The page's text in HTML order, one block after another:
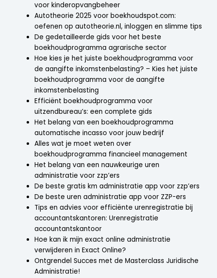
voor kinderopvangbeheer
Autotheorie 2025 voor boekhoudspot.com:
oefenen op autotheorie.nl, inloggen en slimme tips
De gedetailleerde gids voor het beste
boekhoudprogramma agrarische sector
Hoe kies je het juiste boekhoudprogramma voor
de aangifte inkomstenbelasting? – Kies het juiste
boekhoudprogramma voor de aangifte
inkomstenbelasting
Efficiënt boekhoudprogramma voor
uitzendbureau’s: een complete gids
Het belang van een boekhoudprogramma
automatische incasso voor jouw bedrijf
Alles wat je moet weten over
boekhoudprogramma financieel management
Het belang van een nauwkeurige uren
administratie voor zzp’ers
De beste gratis km administratie app voor zzp’ers
De beste uren administratie app voor ZZP-ers
Tips en advies voor efficiënte urenregistratie bij
accountantskantoren: Urenregistratie
accountantskantoor
Hoe kan ik mijn exact online administratie
verwijderen in Exact Online?
Ontgrendel Succes met de Masterclass Juridische
Administratie!